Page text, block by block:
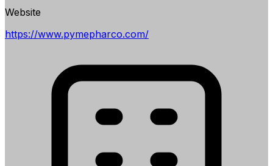
Website
https://www.pymepharco.com/